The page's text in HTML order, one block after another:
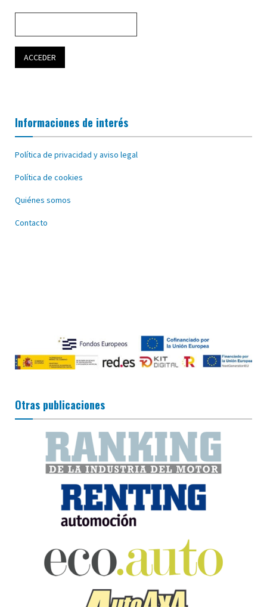
Informaciones de interés
Política de privacidad y aviso legal
Política de cookies
Quiénes somos
Contacto
Otras publicaciones